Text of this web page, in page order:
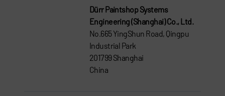
Dürr Paintshop Systems
Engineering (Shanghai) Co., Ltd.
No.665 YingShun Road, Qingpu
Industrial Park
201799 Shanghai
China